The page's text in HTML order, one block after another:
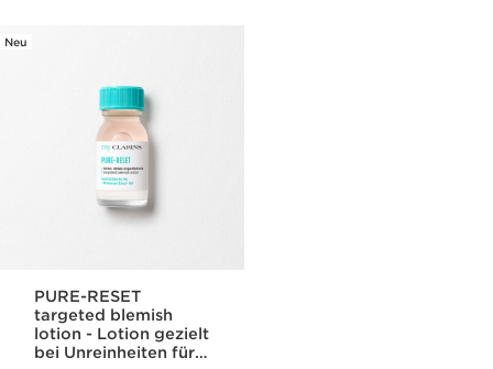
Neu
PURE-RESET
targeted blemish
lotion - Lotion gezielt
bei Unreinheiten für